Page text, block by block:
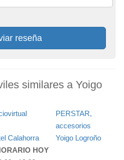
reseña
similares a Yoigo
PERSTAR,
accesorios
Calahorra
Yoigo Logroño
HOY